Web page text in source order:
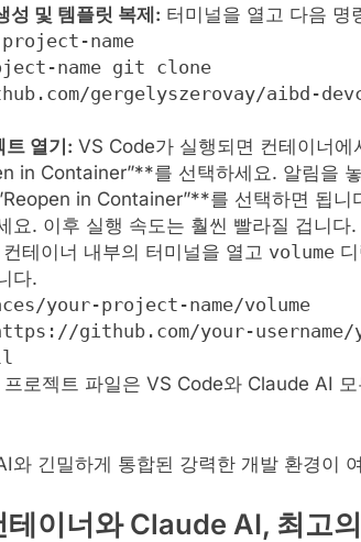
성 및 템플릿 복제: 터미널을 열고 다음 명
name
name git clone
gergelyszerovay/aibd-
트 열기: VS Code가 실행되면 컨테이너
in Container”**를 선택하세요. 알림을
in Container”**를 선택하면 됩니
요. 이후 실행 속도는 훨씬 빨라질 겁니다.
컨테이너 내부의 터미널을 열고 volume디
다.
your-project-name/volume
github.com/your-
로젝트 파일은 VS Code와 Claude AI
와 긴밀하게 통합된 강력한 개발 환경이
이너와 Claude AI, 최고